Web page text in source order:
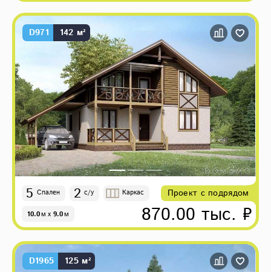
D971 142 м²
5 Спален 2 с/у Каркас
10.0м x 9.0м
Проект с подрядом
870.00 тыс. ₽
D1965 125 м²